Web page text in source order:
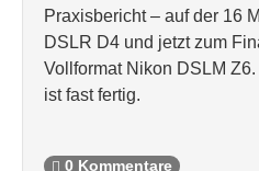
Praxisbericht – auf der 16
DSLR D4 und jetzt zum
Vollformat Nikon DSLM
ist fast fertig.
0 Kommentare